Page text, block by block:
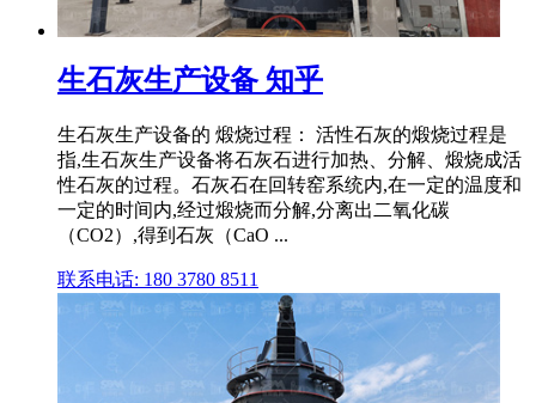
生石灰生产设备 知乎
生石灰生产设备的 煅烧过程： 活性石灰的煅烧过程是
指,生石灰生产设备将石灰石进行加热、分解、煅烧成活
性石灰的过程。石灰石在回转窑系统内,在一定的温度和
一定的时间内,经过煅烧而分解,分离出二氧化碳
（CO2）,得到石灰（CaO ...
联系电话: 180 3780 8511